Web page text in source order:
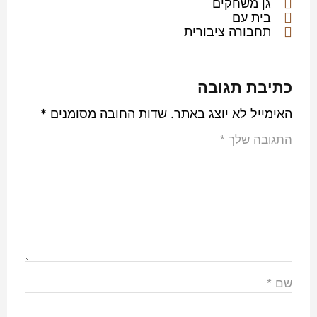
בית עם
תחבורה ציבורית
כתיבת תגובה
האימייל לא יוצג באתר. שדות החובה מסומנים *
התגובה שלך *
שם *